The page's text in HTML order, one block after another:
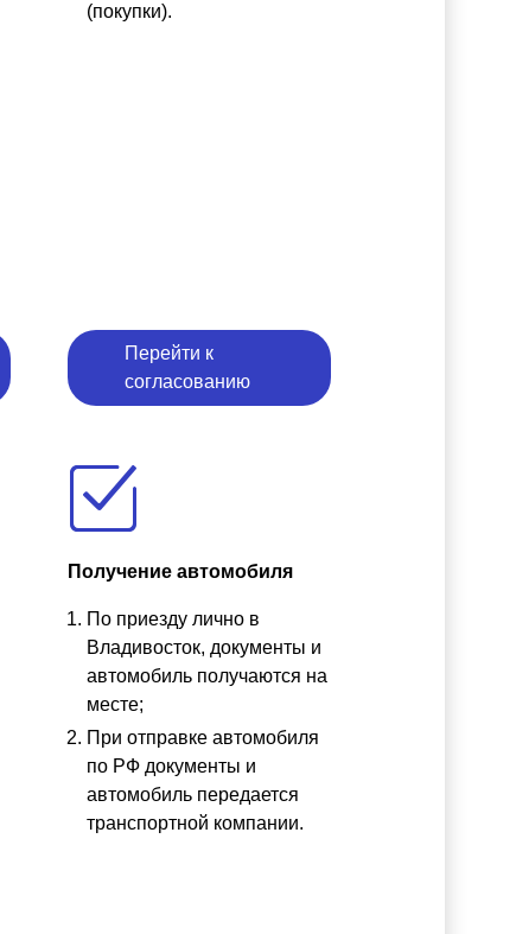
(покупки).
Перейти к
согласованию
Получение автомобиля
По приезду лично в
Владивосток, документы и
автомобиль получаются на
месте;
При отправке автомобиля
по РФ документы и
автомобиль передается
транспортной компании.